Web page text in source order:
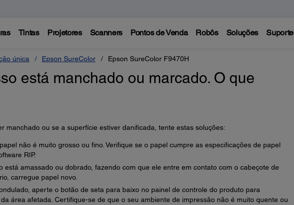
Tintas Projetores Scanners Pontos de Venda Robôs Soluções Suporte
única Epson SureColor Epson SureColor F9470H
está manchado ou marcado. O que
manchado ou se a superfície estiver danificada, tente estas soluções:
não é muito grosso ou fino. Verifique se o papel cumpre as especificações de papel
RIP.
está amassado ou dobrado, fazendo com que ele entre em contato com o cabeçote de
carregue papel novo.
aperte o botão de seta para baixo no painel de controle do produto para
área afetada. Certifique-se de que o seu ambiente de impressão não é muito quente ou